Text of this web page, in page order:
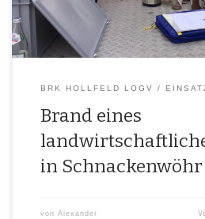
BRK HOLLFELD LOGV
Brand eines
in Schnackenwöhr
von Alexander